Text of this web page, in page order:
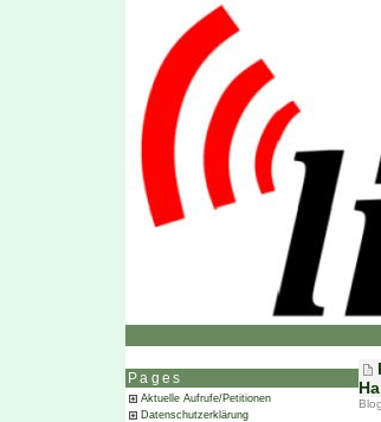
Pages
Aktuelle Aufrufe/Petitionen
Datenschutzerklärung